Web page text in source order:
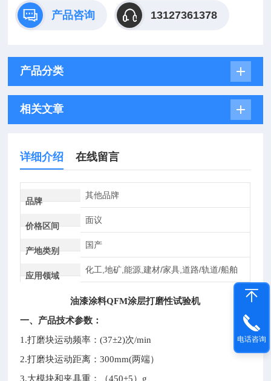
产品咨询 13127361378
产品分类
相关文章
详细介绍 在线留言
品牌
其他品牌
价格区间
面议
产地类别
国产
应用领域
化工,地矿,能源,建材/家具,道路/轨道/船舶
油漆涂料QFM涂层打磨性试验机
一、产品技术参数：
1.打磨块运动频率：(37±2)次/min
2.打磨块运动距离：300mm(两端）
3.大模块和夹具重：（450±5） g
电话咨询